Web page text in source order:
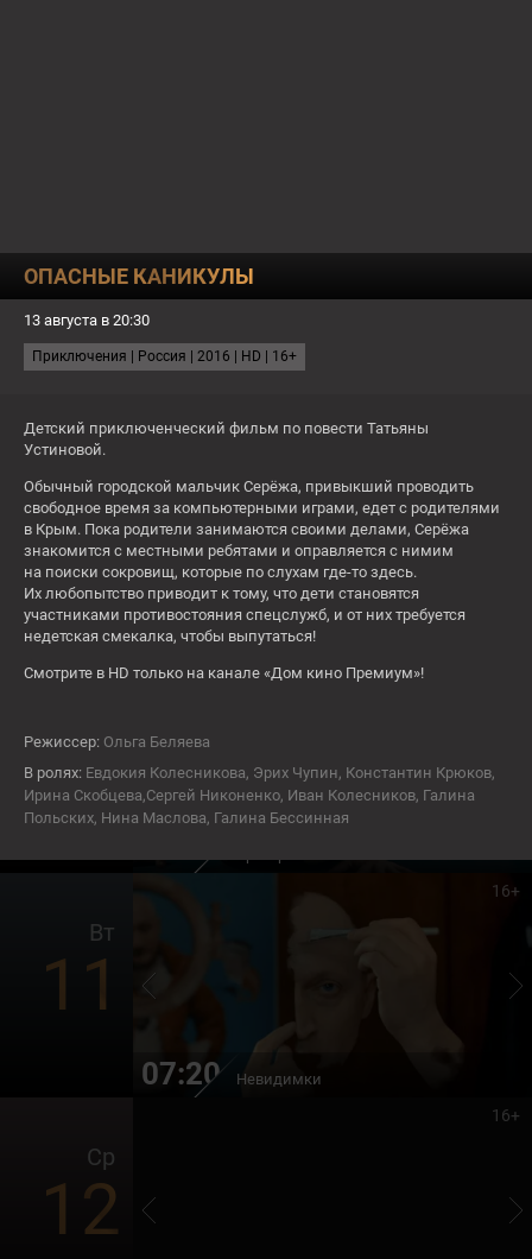
СЕГОДНЯ
СЕЙЧАС
22:35
Брат во всём
Вс
9
16+
кукурузы СЕЙЧАС Большое небо
10
Вт
11
16+
07:20 Невидимки
Ср
12
16+
ОПАСНЫЕ КАНИКУЛЫ
13 августа в 20:30
Приключения | Россия | 2016 | HD | 16+
Детский приключенческий фильм по повести Татьяны
Устиновой.
Обычный городской мальчик Серёжа, привыкший проводить
свободное время за компьютерными играми, едет с родителями
в Крым. Пока родители занимаются своими делами, Серёжа
знакомится с местными ребятами и оправляется с нимим
на поиски сокровищ, которые по слухам где-то здесь.
Их любопытство приводит к тому, что дети становятся
участниками противостояния спецслужб, и от них требуется
недетская смекалка, чтобы выпутаться!
Смотрите в HD только на канале «Дом кино Премиум»!
Режиссер: Ольга Беляева
В ролях: Евдокия Колесникова, Эрих Чупин, Константин Крюков,
Ирина Скобцева,Сергей Никоненко, Иван Колесников, Галина
Польских, Нина Маслова, Галина Бессинная